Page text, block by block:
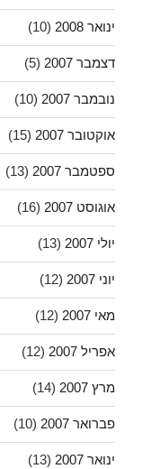
ינואר 2008 (10)
דצמבר 2007 (5)
נובמבר 2007 (10)
אוקטובר 2007 (15)
ספטמבר 2007 (13)
אוגוסט 2007 (16)
יולי 2007 (13)
יוני 2007 (12)
מאי 2007 (12)
אפריל 2007 (12)
מרץ 2007 (14)
פברואר 2007 (10)
ינואר 2007 (13)